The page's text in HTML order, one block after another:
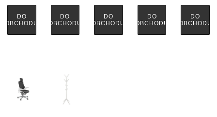
DO
OBCHODU
DO
OBCHODU
DO
OBCHODU
DO
OBCHODU
DO
OBCHODU